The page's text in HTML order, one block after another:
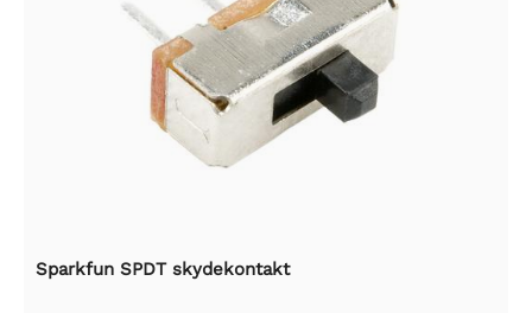
Sparkfun SPDT skydekontakt